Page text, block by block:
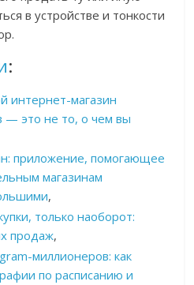
в устройстве и тонкости
:
интернет-магазин
— это не то, о чем вы
приложение, помогающее
магазинам
,
только наоборот:
продаж,
миллионеров: как
по расписанию и